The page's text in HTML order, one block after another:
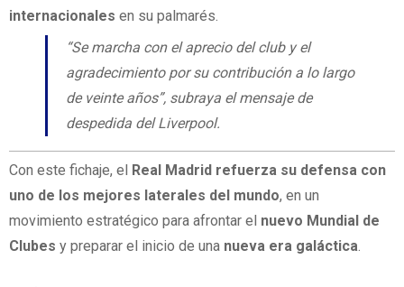
internacionales en su palmarés.
“Se marcha con el aprecio del club y el
agradecimiento por su contribución a lo largo
de veinte años”, subraya el mensaje de
despedida del Liverpool.
Con este fichaje, el
Real Madrid refuerza su defensa con
uno de los mejores laterales del mundo, en un
movimiento estratégico para afrontar el nuevo Mundial de
Clubes y preparar el inicio de una nueva era galáctica.